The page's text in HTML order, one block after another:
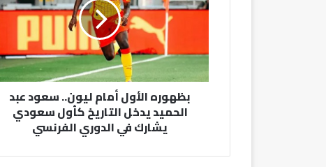
ليون..
التاريخ
سعودي
بظهوره الأول أمام ليون.. سعود عبد
الحميد يدخل التاريخ كأول سعودي
يشارك في الدوري الفرنسي